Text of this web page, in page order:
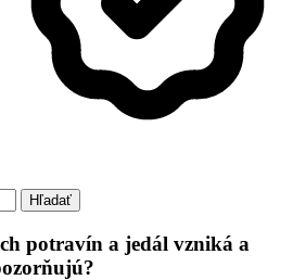
Hľadať
potravín a jedál vzniká a